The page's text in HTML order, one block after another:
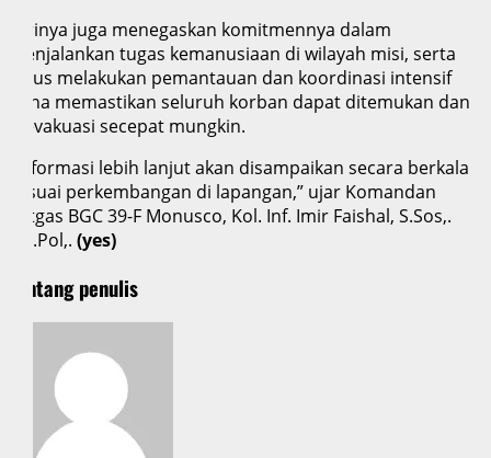
Dirinya juga menegaskan komitmennya dalam
menjalankan tugas kemanusiaan di wilayah misi, serta
terus melakukan pemantauan dan koordinasi intensif
guna memastikan seluruh korban dapat ditemukan dan
dievakuasi secepat mungkin.
“Informasi lebih lanjut akan disampaikan secara berkala
sesuai perkembangan di lapangan,” ujar Komandan
Satgas BGC 39-F Monusco, Kol. Inf. Imir Faishal, S.Sos,.
M.I.Pol,. (yes)
Tentang penulis